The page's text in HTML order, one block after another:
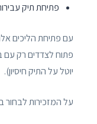
פתיחת תיק
עם פתיחת הליכים
פתוח לצדדים רק עם
יוטל על התיק חיסיון).
על המזכירות לבחור